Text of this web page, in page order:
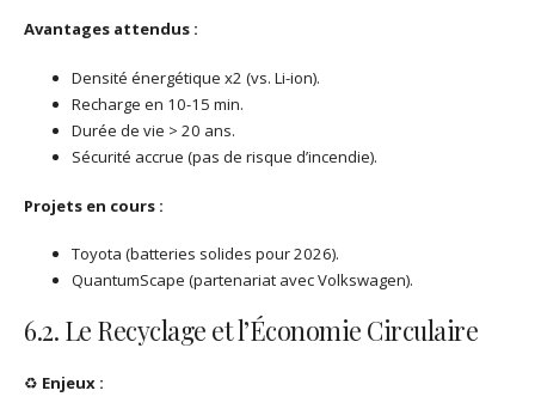
Avantages attendus :
Densité énergétique x2 (vs. Li-ion).
Recharge en 10-15 min.
Durée de vie > 20 ans.
Sécurité accrue (pas de risque d’incendie).
Projets en cours :
Toyota (batteries solides pour 2026).
QuantumScape (partenariat avec Volkswagen).
6.2. Le Recyclage et l’Économie Circulaire
♻ Enjeux :